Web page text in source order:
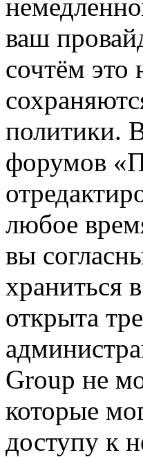
ваш
сочтём
политики.
форумов
любое
вы
храниться
открыта
Group не
которые
доступу к